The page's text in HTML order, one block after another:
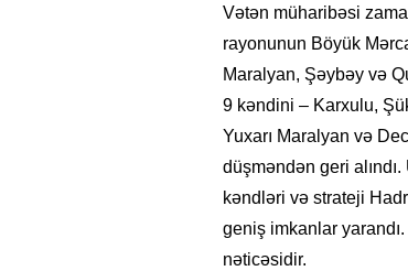
Vətən müharibəsi
rayonunun Böyük
Maralyan, Şəybəy və
9 kəndini – Karxulu,
Yuxarı Maralyan və
düşməndən geri
kəndləri və strateji
geniş imkanlar
nəticəsidir.